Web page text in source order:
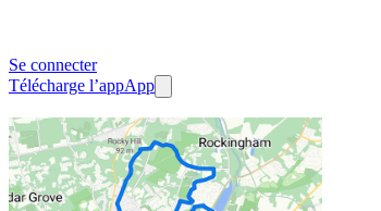
Se connecter
Télécharge l’appApp